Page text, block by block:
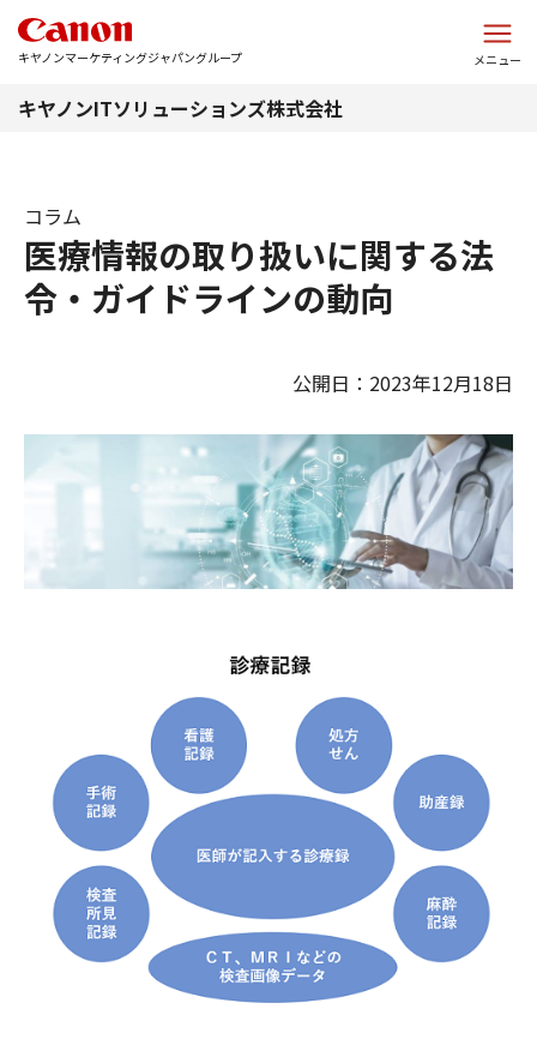
キヤノンマーケティングジャパングループ メニュー
キヤノンITソリューションズ株式会社
医療情報の取り扱いに関する法
令・ガイドラインの動向
コラム
公開日：2023年12月18日